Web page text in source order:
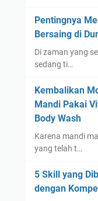
Pentingnya
Bersaing di
Di zaman yang
sedang ti…
Kembalikan
Mandi Pakai
Body Wash
Karena mandi
yang telah t…
5 Skill yang
dengan